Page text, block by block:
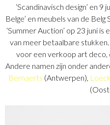
‘Scandinavisch design’ en
Belge’ en meubels van de
‘Summer Auction’ op 23 juni
van meer betaalbare
voor een verkoop art deco,
Andere namen zijn onder
Bernaerts (Antwerpen),